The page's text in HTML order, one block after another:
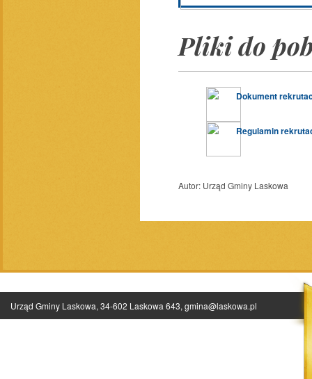
Pliki do
Dokument
Regulamin
Autor: Urząd Gminy Laskowa
Urząd Gminy Laskowa, 34-602 Laskowa 643, gmina@laskowa.pl